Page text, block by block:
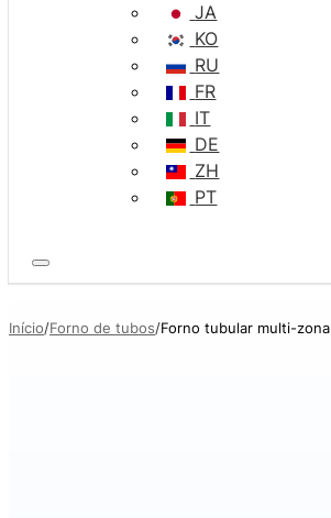
JA
KO
RU
FR
IT
DE
ZH
PT
Início Forno de tubos Forno tubular multi-zona